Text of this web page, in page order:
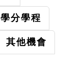
學分學程
其他機會